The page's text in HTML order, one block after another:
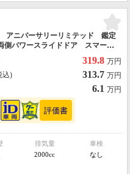
アニバーサリーリミテッド 鑑定
パワースライドドア スマート
ライト オートマチックハイビ
319.8 万円
込) 313.7 万円
6.1 万円
排気量
2000cc
車検
なし